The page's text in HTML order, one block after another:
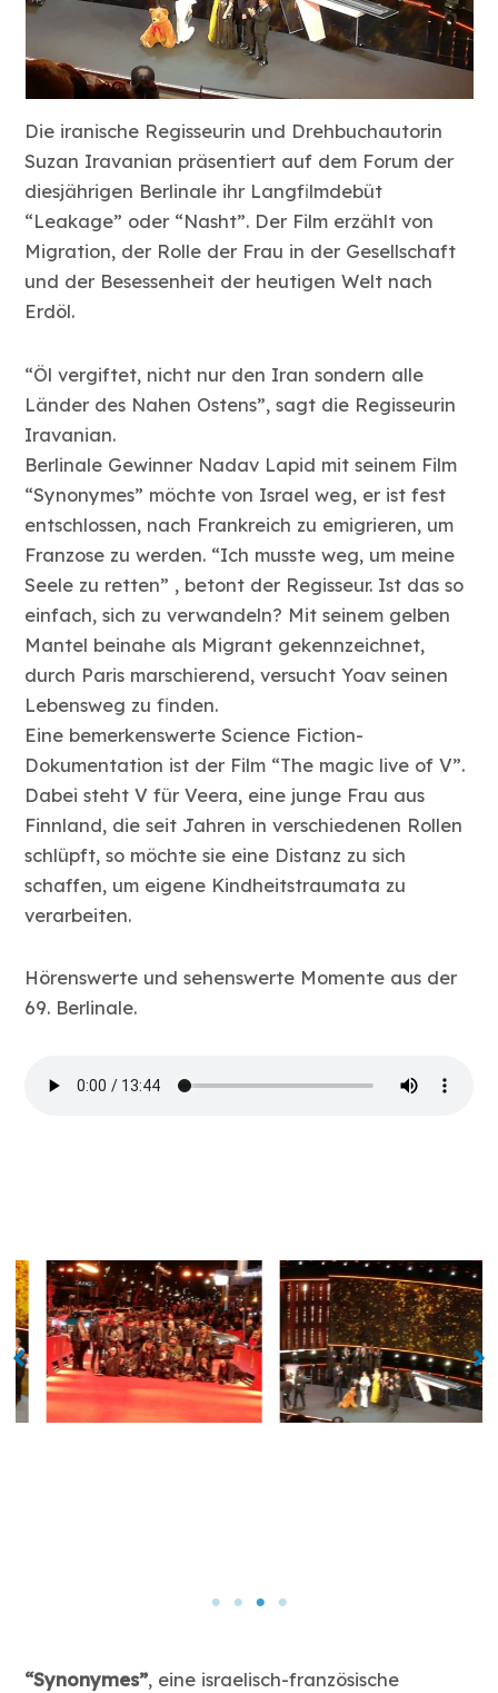
Die iranische Regisseurin und Drehbuchautorin
Suzan Iravanian präsentiert auf dem Forum der
diesjährigen Berlinale ihr Langfilmdebüt
“Leakage” oder “Nasht”. Der Film erzählt von
Migration, der Rolle der Frau in der Gesellschaft
und der Besessenheit der heutigen Welt nach
Erdöl.
“Öl vergiftet, nicht nur den Iran sondern alle
Länder des Nahen Ostens”, sagt die Regisseurin
Iravanian.
Berlinale Gewinner Nadav Lapid mit seinem Film
“Synonymes” möchte von Israel weg, er ist fest
entschlossen, nach Frankreich zu emigrieren, um
Franzose zu werden. “Ich musste weg, um meine
Seele zu retten” , betont der Regisseur. Ist das so
einfach, sich zu verwandeln? Mit seinem gelben
Mantel beinahe als Migrant gekennzeichnet,
durch Paris marschierend, versucht Yoav seinen
Lebensweg zu finden.
Eine bemerkenswerte Science Fiction-
Dokumentation ist der Film “The magic live of V”.
Dabei steht V für Veera, eine junge Frau aus
Finnland, die seit Jahren in verschiedenen Rollen
schlüpft, so möchte sie eine Distanz zu sich
schaffen, um eigene Kindheitstraumata zu
verarbeiten.
Hörenswerte und sehenswerte Momente aus der
69. Berlinale.
“Synonymes”, eine israelisch-französische